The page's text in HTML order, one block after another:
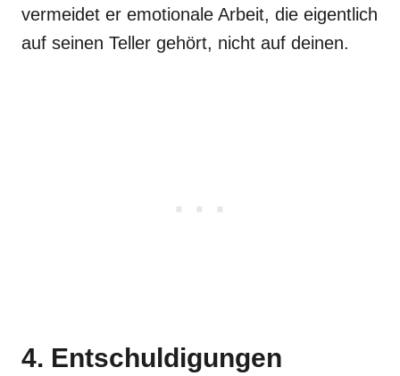
vermeidet er emotionale Arbeit, die eigentlich
auf seinen Teller gehört, nicht auf deinen.
4. Entschuldigungen